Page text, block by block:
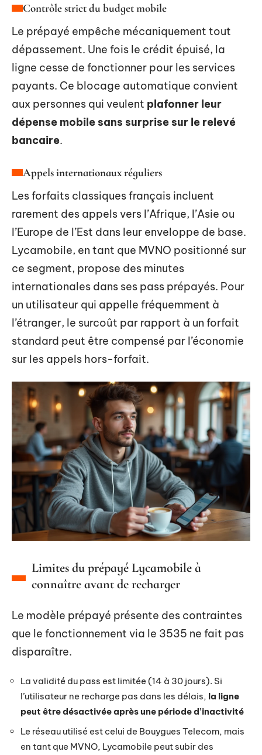
Contrôle strict du budget mobile
Le prépayé empêche mécaniquement tout
dépassement. Une fois le crédit épuisé, la
ligne cesse de fonctionner pour les services
payants. Ce blocage automatique convient
aux personnes qui veulent plafonner leur
dépense mobile sans surprise sur le relevé
bancaire.
Appels internationaux réguliers
Les forfaits classiques français incluent
rarement des appels vers l’Afrique, l’Asie ou
l’Europe de l’Est dans leur enveloppe de base.
Lycamobile, en tant que MVNO positionné sur
ce segment, propose des minutes
internationales dans ses pass prépayés. Pour
un utilisateur qui appelle fréquemment à
l’étranger, le surcoût par rapport à un forfait
standard peut être compensé par l’économie
sur les appels hors-forfait.
Limites du prépayé Lycamobile à
connaître avant de recharger
Le modèle prépayé présente des contraintes
que le fonctionnement via le 3535 ne fait pas
disparaître.
La validité du pass est limitée (14 à 30 jours). Si
l’utilisateur ne recharge pas dans les délais, la ligne
peut être désactivée après une période d’inactivité
Le réseau utilisé est celui de Bouygues Telecom, mais
en tant que MVNO, Lycamobile peut subir des